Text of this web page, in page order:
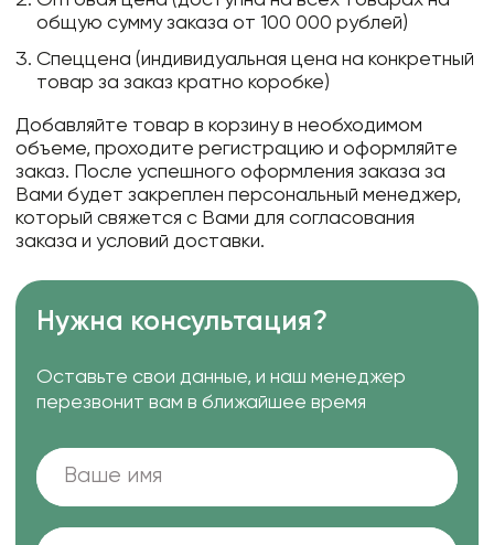
общую сумму заказа от 100 000 рублей)
Спеццена (индивидуальная цена на конкретный
товар за заказ кратно коробке)
Добавляйте товар в корзину в необходимом
объеме, проходите регистрацию и оформляйте
заказ. После успешного оформления заказа за
Вами будет закреплен персональный менеджер,
который свяжется с Вами для согласования
заказа и условий доставки.
Нужна консультация?
Оставьте свои данные, и наш менеджер
перезвонит вам в ближайшее время